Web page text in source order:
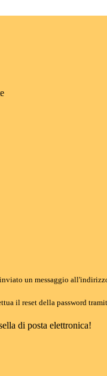
un messaggio
il reset della password
di posta elettronica!